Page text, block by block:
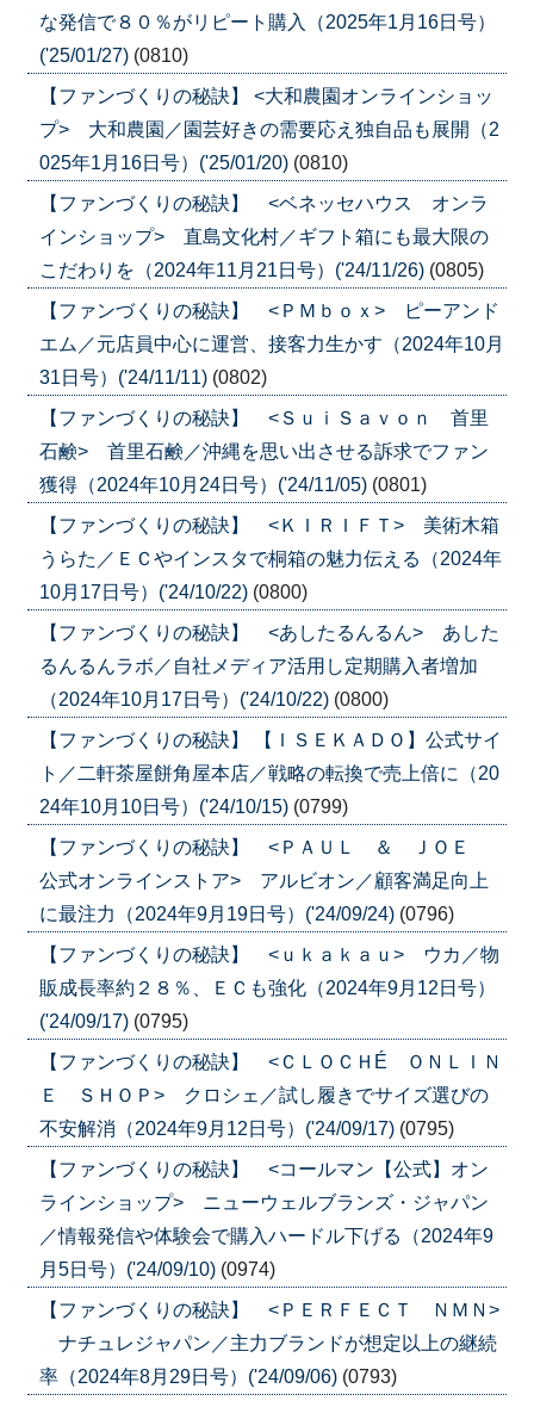
な発信で８０％がリピート購入（2025年1月16日号）
('25/01/27) (0810)
【ファンづくりの秘訣】 <大和農園オンラインショッ
プ> 大和農園／園芸好きの需要応え独自品も展開（2
025年1月16日号）('25/01/20) (0810)
【ファンづくりの秘訣】 <ベネッセハウス オンラ
インショップ> 直島文化村／ギフト箱にも最大限の
こだわりを（2024年11月21日号）('24/11/26) (0805)
【ファンづくりの秘訣】 <ＰＭｂｏｘ> ピーアンド
エム／元店員中心に運営、接客力生かす（2024年10月
31日号）('24/11/11) (0802)
【ファンづくりの秘訣】 <ＳｕｉＳａｖｏｎ 首里
石鹸> 首里石鹸／沖縄を思い出させる訴求でファン
獲得（2024年10月24日号）('24/11/05) (0801)
【ファンづくりの秘訣】 <ＫＩＲＩＦＴ> 美術木箱
うらた／ＥＣやインスタで桐箱の魅力伝える（2024年
10月17日号）('24/10/22) (0800)
【ファンづくりの秘訣】 <あしたるんるん> あした
るんるんラボ／自社メディア活用し定期購入者増加
（2024年10月17日号）('24/10/22) (0800)
【ファンづくりの秘訣】 【ＩＳＥＫＡＤＯ】公式サイ
ト／二軒茶屋餅角屋本店／戦略の転換で売上倍に（20
24年10月10日号）('24/10/15) (0799)
【ファンづくりの秘訣】 <ＰＡＵＬ ＆ ＪＯＥ
公式オンラインストア> アルビオン／顧客満足向上
に最注力（2024年9月19日号）('24/09/24) (0796)
【ファンづくりの秘訣】 <ｕｋａｋａｕ> ウカ／物
販成長率約２８％、ＥＣも強化（2024年9月12日号）
('24/09/17) (0795)
【ファンづくりの秘訣】 <ＣＬＯＣＨÉ ＯＮＬＩＮ
Ｅ ＳＨＯＰ> クロシェ／試し履きでサイズ選びの
不安解消（2024年9月12日号）('24/09/17) (0795)
【ファンづくりの秘訣】 <コールマン【公式】オン
ラインショップ> ニューウェルブランズ・ジャパン
／情報発信や体験会で購入ハードル下げる（2024年9
月5日号）('24/09/10) (0974)
【ファンづくりの秘訣】 <ＰＥＲＦＥＣＴ ＮＭＮ>
ナチュレジャパン／主力ブランドが想定以上の継続
率（2024年8月29日号）('24/09/06) (0793)